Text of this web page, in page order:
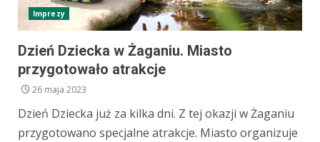
Imprezy
Dzień Dziecka w Żaganiu. Miasto
przygotowało atrakcje
26 maja 2023
Dzień Dziecka już za kilka dni. Z tej okazji w Żaganiu
przygotowano specjalne atrakcje. Miasto organizuje